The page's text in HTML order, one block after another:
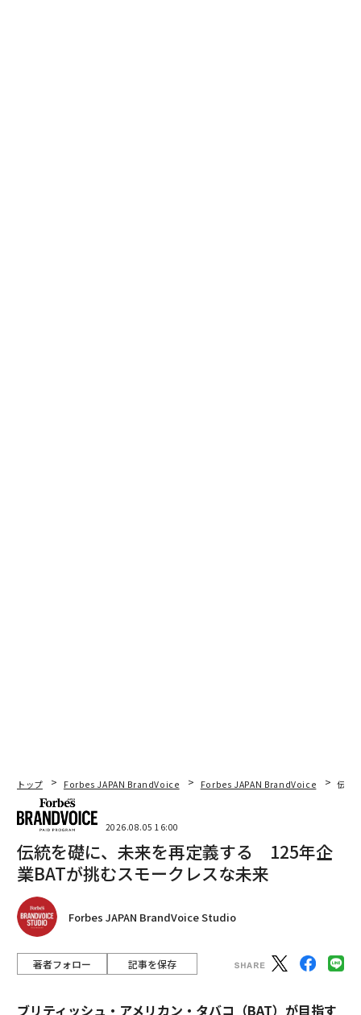
クティブスポンサーを置くほうが、より良い前進とな
る。リーダーシップグループという形もあり得るが、そ
の場合でも、責任を負う1人のリーダーに全員が報告す
る体制でなければならない。
6. AI展開に向けた部門長の足並みをそろえる
エグゼクティブスポンサーは、すべての部門長を集め、A
I展開に関する計画、優先順位、主要な意思決定について
合意形成を図らなければならない。この協働によって、
機械学習、自然言語処理、生成AIによって駆動するイン
トップ Forbes JAPAN BrandVoice Forbes JAPAN BrandVoice 伝統
2026.08.05 16:00
伝統を礎に、未来を再定義する 125年企
業BATが挑むスモークレスな未来
Forbes JAPAN BrandVoice Studio
著者フォロー 記事を保存
ブリティッシュ・アメリカン・タバコ（BAT）が目指す